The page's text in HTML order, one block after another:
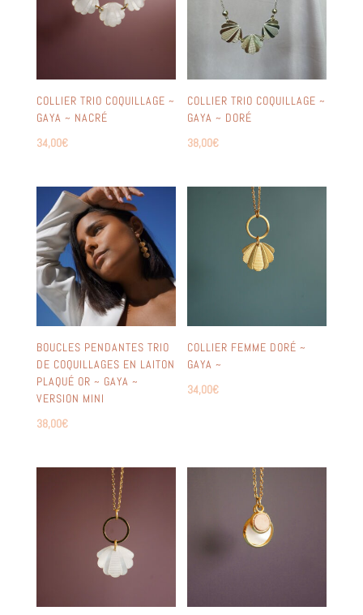
COLLIER TRIO COQUILLAGE ~
GAYA ~ NACRÉ
34,00€
COLLIER TRIO COQUILLAGE ~
GAYA ~ DORÉ
38,00€
BOUCLES PENDANTES TRIO
DE COQUILLAGES EN LAITON
PLAQUÉ OR ~ GAYA ~
VERSION MINI
38,00€
COLLIER FEMME DORÉ ~
GAYA ~
34,00€